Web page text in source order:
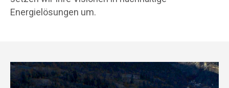
Energielösungen um.